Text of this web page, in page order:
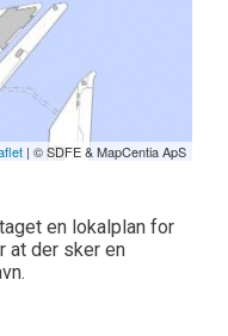
| © SDFE & MapCentia ApS
en lokalplan for
at der sker en